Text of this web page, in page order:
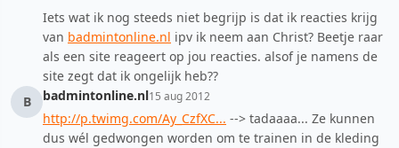
Iets wat ik nog steeds niet begrijp is dat ik reacties krijg
van badmintonline.nl ipv ik neem aan Christ? Beetje raar
als een site reageert op jou reacties. alsof je namens de
site zegt dat ik ongelijk heb??
B
badmintonline.nl15 aug 2012
http://p.twimg.com/Ay_CzfXC... --> tadaaaa... Ze kunnen
dus wél gedwongen worden om te trainen in de kleding